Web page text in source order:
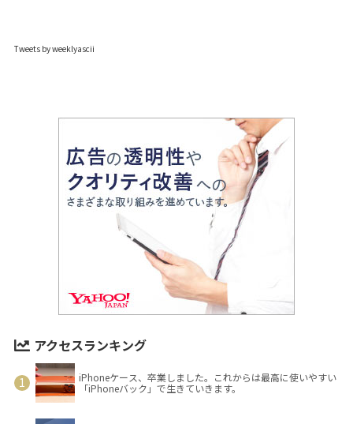
Tweets by weeklyascii
アクセスランキング
iPhoneケース、卒業しました。これからは最高に使いやすい
「iPhoneバック」で生きていきます。